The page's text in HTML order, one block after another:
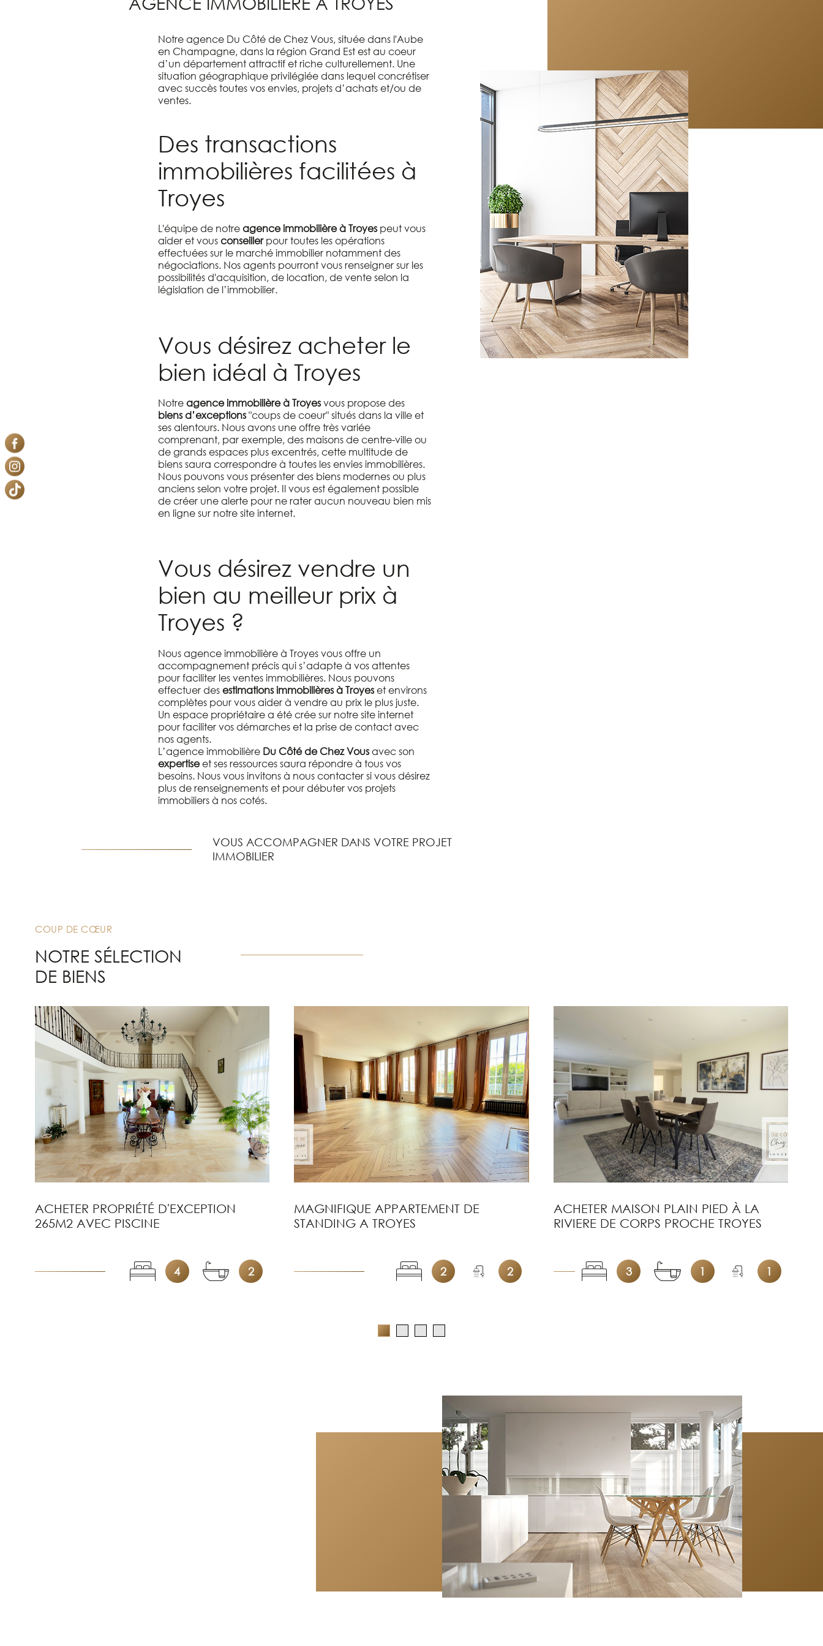
Notre agence Du Côté de Chez Vous, située dans l'Aube
en Champagne, dans la région Grand Est est au coeur
d’un département attractif et riche culturellement. Une
situation géographique privilégiée dans lequel concrétiser
avec succès toutes vos envies, projets d’achats et/ou de
ventes.
Des transactions
immobilières facilitées à
Troyes
L'équipe de notreagence immobilière à Troyes peut vous
aider et vousconseillerpour toutes les opérations
effectuées sur le marché immobilier notamment des
négociations. Nos agents pourront vous renseigner sur les
possibilités d'acquisition, de location, de vente selon la
législation de l’immobilier.
Vous désirez acheter le
bien idéal à Troyes
Notreagence immobilière à Troyes vous propose des
biens d’exceptions "coups de coeur" situés dans la ville et
ses alentours. Nous avons une offre très variée
comprenant, par exemple, des maisons de centre-ville ou
de grands espaces plus excentrés, cette multitude de
biens saura correspondre à toutes les envies immobilières.
Nous pouvons vous présenter des biens modernes ou plus
anciens selon votre projet. Il vous est également possible
de créer une alerte pour ne rater aucun nouveau bien mis
en ligne sur notre site internet.
Vous désirez vendre un
bien au meilleur prix à
Troyes ?
Nous agence immobilière à Troyes vous offre un
accompagnement précis qui s’adapte à vos attentes
pour faciliter les ventes immobilières. Nous pouvons
effectuer desestimations immobilières à Troyes et environs
complètes pour vous aider à vendre au prix le plus juste.
Un espace propriétaire a été crée sur notre site internet
pour faciliter vos démarches et la prise de contact avec
nos agents.
L’agence immobilière Du Côté de Chez Vous avec son
expertiseet ses ressources saura répondre à tous vos
besoins. Nous vous invitons à nous contacter si vous désirez
plus de renseignements et pour débuter vos projets
immobiliers à nos cotés.
VOUS ACCOMPAGNER DANS VOTRE PROJET
IMMOBILIER
COUP DE CŒUR
NOTRE SÉLECTION
DE BIENS
VOIR LE BIEN
ACHETER PROPRIÉTÉ D'EXCEPTION
265M2 AVEC PISCINE
4 2
VOIR LE BIEN
MAGNIFIQUE APPARTEMENT DE
STANDING A TROYES
2 2
VOIR LE BIEN
ACHETER MAISON PLAIN PIED À LA
RIVIERE DE CORPS PROCHE TROYES
3 1 1